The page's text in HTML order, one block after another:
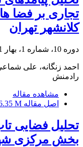
کلانشهر تهران
دوره 10، شماره 1، بهار 1401، صفحه
احمد زنگانه، علی
رادمنش
مشاهده مقاله
اصل مقاله M
تحلیل فضایی
بخش مرکزی